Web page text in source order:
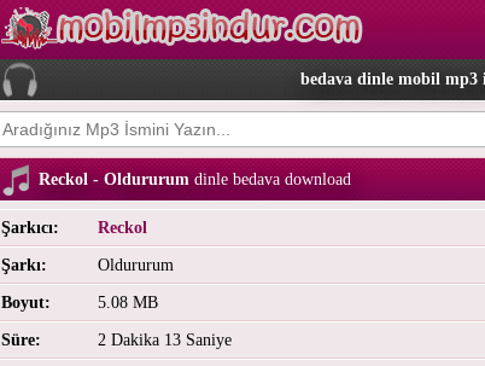
bedava dinle mobil mp3
Reckol - Oldururumdinle bedava download
Şarkıcı:
Reckol
Şarkı:
Oldururum
Boyut:
5.08 MB
Süre:
2 Dakika 13 Saniye